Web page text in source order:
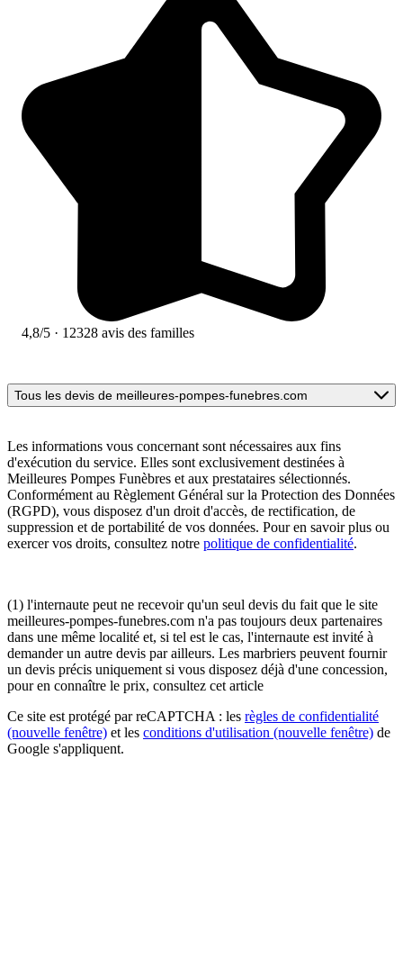
4,8/5 · 12328 avis des familles
Tous les devis de meilleures-pompes-funebres.com
Les informations vous concernant sont nécessaires aux fins
d'exécution du service. Elles sont exclusivement destinées à
Meilleures Pompes Funèbres et aux prestataires sélectionnés.
Conformément au Règlement Général sur la Protection des Données
(RGPD), vous disposez d'un droit d'accès, de rectification, de
suppression et de portabilité de vos données. Pour en savoir plus ou
exercer vos droits, consultez notre politique de confidentialité.
(1) l'internaute peut ne recevoir qu'un seul devis du fait que le site
meilleures-pompes-funebres.com n'a pas toujours deux partenaires
dans une même localité et, si tel est le cas, l'internaute est invité à
demander un autre devis par ailleurs. Les marbriers peuvent fournir
un devis précis uniquement si vous disposez déjà d'une concession,
pour en connaître le prix, consultez cet article
Ce site est protégé par reCAPTCHA : les règles de confidentialité
(nouvelle fenêtre) et les conditions d'utilisation (nouvelle fenêtre) de
Google s'appliquent.